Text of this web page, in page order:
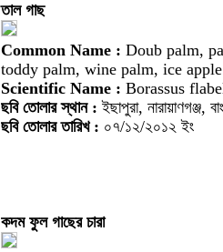
তাল গাছ
Common Name : Doub palm,
toddy palm, wine palm, ice
Scientific Name : Borassus
ছবি তোলার স্থান : ইছাপুরা, নারায়াণগঞ্জ,
ছবি তোলার তারিখ : ০৭/১২/২০১২ ইং
কদম ফুল গাছের চারা